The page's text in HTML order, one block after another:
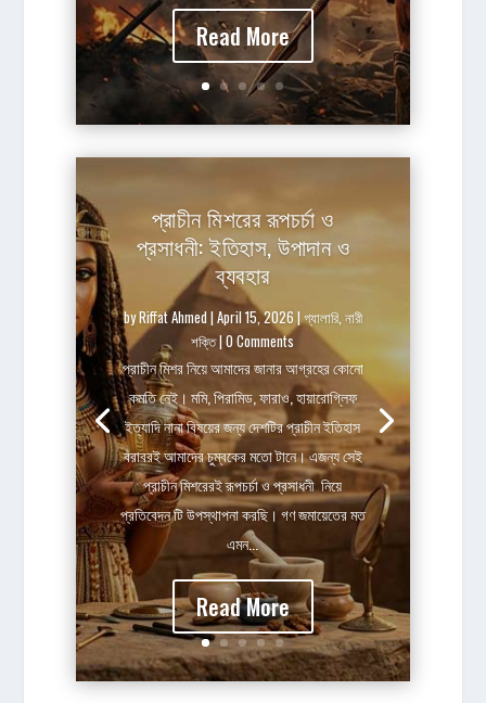
Read More
প্রাচীন মিশরের রূপচর্চা ও
প্রসাধনী: ইতিহাস, উপাদান ও
ব্যবহার
byRiffat Ahmed |April 15, 2026 | গ্যালারি, নারী
শক্তি| 0 Comments
প্রাচীন মিশর নিয়ে আমাদের জানার আগ্রহের কোনো
কমতি নেই। মমি, পিরামিড, ফারাও, হায়ারোগ্লিফ
ইত্যাদি নানা বিষয়ের জন্য দেশটির প্রাচীন ইতিহাস
বরাবরই আমাদের চুম্বকের মতো টানে। এজন্য সেই
প্রাচীন মিশরেরই রূপচর্চা ও প্রসাধনী নিয়ে
প্রতিবেদন টি‌ উপস্থাপনা করছি। গণ জমায়েতের মত
এমন...
Read More